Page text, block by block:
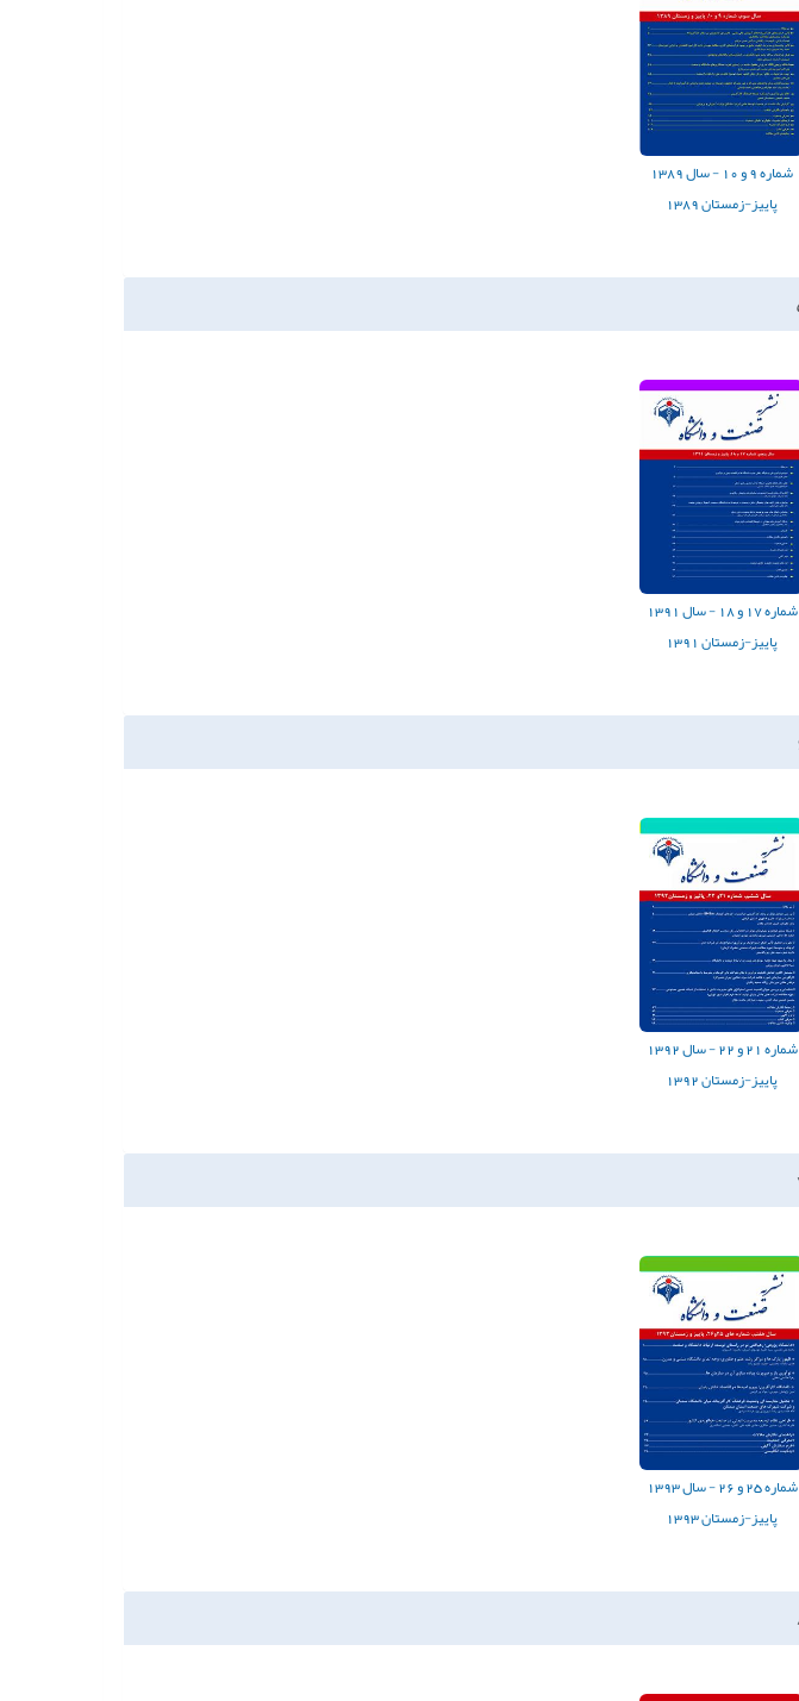
شماره و10
-سال
پاییز-زمستان 1389
شماره17 و18
-سال
پاییز-زمستان 1391
شماره و22
-سال
پاییز-زمستان 1392
شماره25 و26
-سال1393
پاییز-زمستان 1393